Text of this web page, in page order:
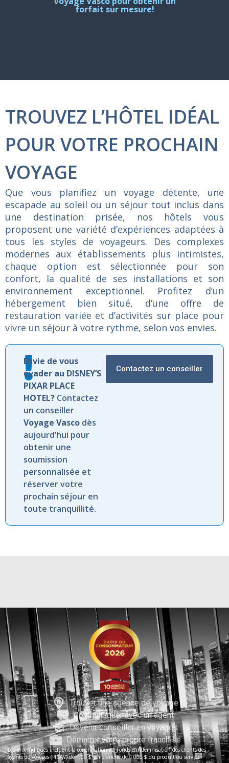
forfait sur mesure!
TROUVEZ L’HÔTEL IDÉAL
POUR VOTRE PROCHAIN
VOYAGE
Que vous planifiez un voyage détente, une
escapade au soleil ou un séjour tout inclus dans
une destination prisée, nos hôtelsvous
proposent une variété d’expériences adaptées à
tous les styles de voyageurs. Des complexes
modernes aux établissements plus intimistes,
chaque option est sélectionnée pour son
confort, la qualité de ses installations et son
environnement exceptionnel. Profitez d’un
hébergement bien situé, d’une offre de
restauration variée et d’activités sur place pour
vivre un séjour à votre rythme, selon vos envies.
Envie de vous
évader au DISNEY’S
PIXAR PLACE
HOTEL?Contactez
un conseiller
Voyage Vascodès
aujourd’hui pour
obtenir une
soumission
personnalisée et
réserver votre
prochain séjour en
toute tranquillité.
Contactez un conseiller
Trouver une agence de voyage
Communiquer avec un agent
Devenir conseiller en voyages
Démarrer votre propre franchise
Les prix indiqués incluent la contribution au Fonds d’indemnisation des clients des
agents de voyages (FICAV) de 1,00 $ par tranche de 1 000 $ du produit ou service